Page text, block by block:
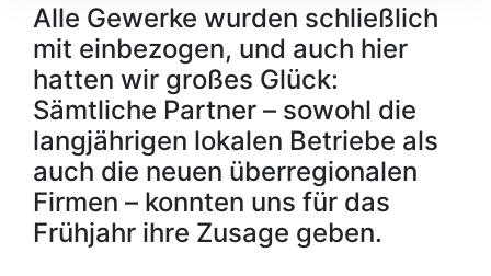
Alle Gewerke wurden schließlich
mit einbezogen, und auch hier
hatten wir großes Glück:
Sämtliche Partner – sowohl die
langjährigen lokalen Betriebe als
auch die neuen überregionalen
Firmen – konnten uns für das
Frühjahr ihre Zusage geben.